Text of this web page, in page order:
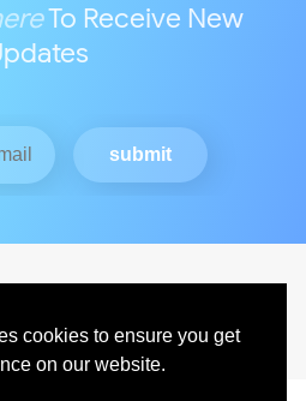
cookies to ensure you get
on our website.
To Receive New